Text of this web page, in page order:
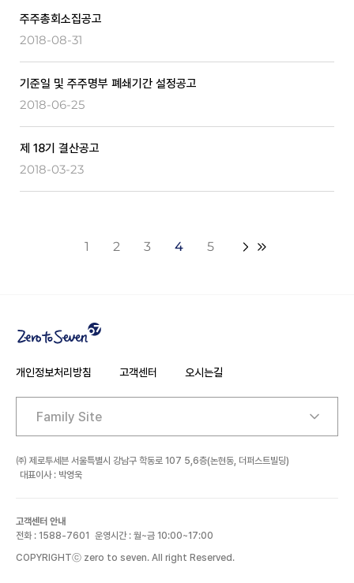
주주총회소집공고
2018-08-31
기준일 및 주주명부 폐쇄기간 설정공고
2018-06-25
제 18기 결산공고
2018-03-23
1 2 3 4 5
개인정보처리방침 고객센터 오시는길
주소
㈜ 제로투세븐 서울특별시 강남구 학동로 107 5,6층(논현동, 더퍼스트빌딩)
대표이사 : 박영욱
고객센터 안내
전화 : 1588-7601
운영시간 : 월~금 10:00~17:00
COPYRIGHTⓒ zero to seven. All right Reserved.